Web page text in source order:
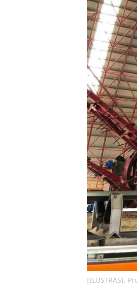
[ILUSTRASI.